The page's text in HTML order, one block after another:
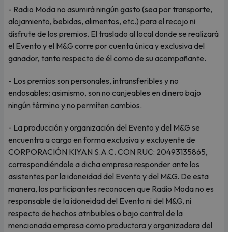
- Radio Moda no asumirá ningún gasto (sea por transporte,
alojamiento, bebidas, alimentos, etc.) para el recojo ni
disfrute de los premios. El traslado al local donde se realizará
el Evento y el M&G corre por cuenta única y exclusiva del
ganador, tanto respecto de él como de su acompañante.
- Los premios son personales, intransferibles y no
endosables; asimismo, son no canjeables en dinero bajo
ningún término y no permiten cambios.
- La producción y organización del Evento y del M&G se
encuentra a cargo en forma exclusiva y excluyente de
CORPORACIÓN KIYAN S.A.C. CON RUC: 20493135865,
correspondiéndole a dicha empresa responder ante los
asistentes por la idoneidad del Evento y del M&G. De esta
manera, los participantes reconocen que Radio Moda no es
responsable de la idoneidad del Evento ni del M&G, ni
respecto de hechos atribuibles o bajo control de la
mencionada empresa como productora y organizadora del